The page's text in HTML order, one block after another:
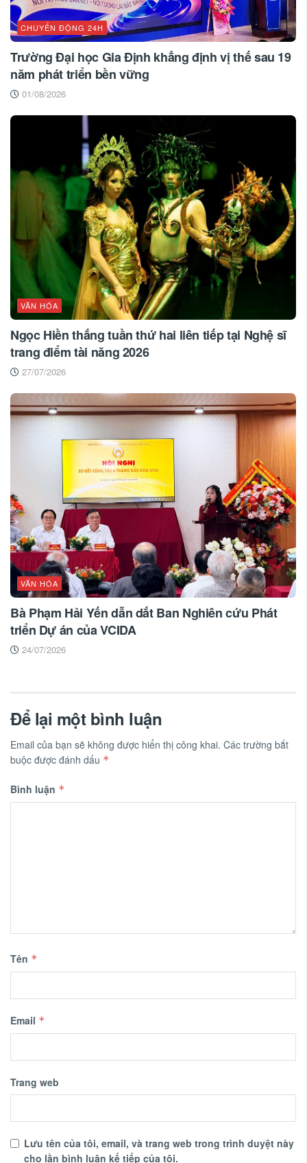
CHUYỂN ĐỘNG 24H
Trường Đại học Gia Định khẳng định vị thế sau 19
năm phát triển bền vững
01/08/2026
VĂN HÓA
Ngọc Hiền thắng tuần thứ hai liên tiếp tại Nghệ sĩ
trang điểm tài năng 2026
27/07/2026
VĂN HÓA
Bà Phạm Hải Yến dẫn dắt Ban Nghiên cứu Phát
triển Dự án của VCIDA
24/07/2026
Để lại một bình luận
Email của bạn sẽ không được hiển thị công khai. Các trường bắt
buộc được đánh dấu *
Bình luận *
Tên *
Email *
Trang web
Lưu tên của tôi, email, và trang web trong trình duyệt này
cho lần bình luận kế tiếp của tôi.